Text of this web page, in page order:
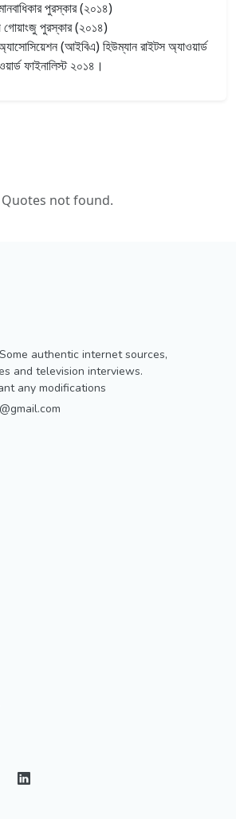
পুরস্কার (২০১৪)
গোয়াংজু পুরস্কার (২০১৪)
অ্যাসোসিয়েশন (আইবিএ) হিউম্যান রাইটস অ্যাওয়ার্ড
ফাইনালিস্ট ২০১৪।
Quotes not found.
authentic internet sources,
and television interviews.
any modifications